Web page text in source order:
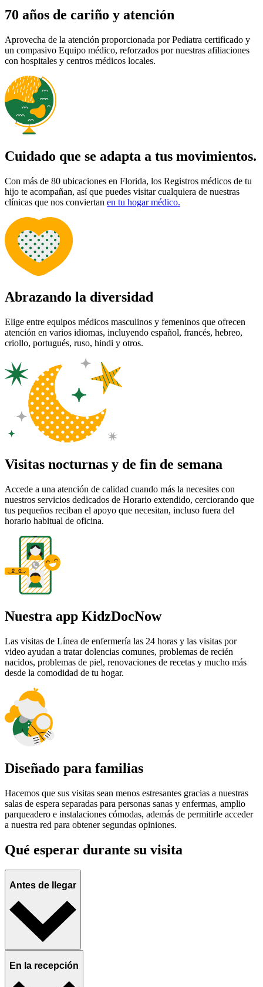
70 años de cariño y atención
Aprovecha de la atención proporcionada por Pediatra certificado y
un compasivo Equipo médico, reforzados por nuestras afiliaciones
con hospitales y centros médicos locales.
Cuidado que se adapta a tus movimientos.
Con más de 80 ubicaciones en Florida, los Registros médicos de tu
hijo te acompañan, así que puedes visitar cualquiera de nuestras
clínicas que nos conviertan en tu hogar médico.
Abrazando la diversidad
Elige entre equipos médicos masculinos y femeninos que ofrecen
atención en varios idiomas, incluyendo español, francés, hebreo,
criollo, portugués, ruso, hindi y otros.
Visitas nocturnas y de fin de semana
Accede a una atención de calidad cuando más la necesites con
nuestros servicios dedicados de Horario extendido, cerciorando que
tus pequeños reciban el apoyo que necesitan, incluso fuera del
horario habitual de oficina.
Nuestra app KidzDocNow
Las visitas de Línea de enfermería las 24 horas y las visitas por
video ayudan a tratar dolencias comunes, problemas de recién
nacidos, problemas de piel, renovaciones de recetas y mucho más
desde la comodidad de tu hogar.
Diseñado para familias
Hacemos que sus visitas sean menos estresantes gracias a nuestras
salas de espera separadas para personas sanas y enfermas, amplio
parqueadero e instalaciones cómodas, además de permitirle acceder
a nuestra red para obtener segundas opiniones.
Qué esperar durante su visita
Antes de llegar
En la recepción